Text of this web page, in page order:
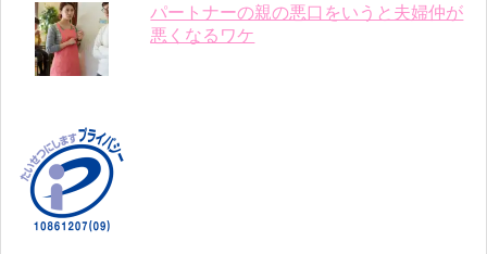
パートナーの親の悪口をいうと夫婦仲が
悪くなるワケ